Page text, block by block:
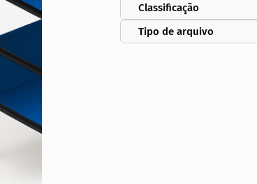
Classificação
Tipo de arquivo